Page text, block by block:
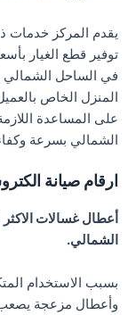
يقدم المركز خدمات
توفير قطع الغيار
في الساحل الشمالي
المنزل الخاص
على المساعدة
الشمالي بسرعة
ارقام صيانة
أعطال غسالات
الشمالي.
بسبب الاستخدام
وأعطال مزعجة يصعب